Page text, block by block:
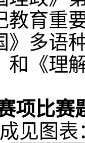
教育重
》多语
和《理
项比赛
见图表